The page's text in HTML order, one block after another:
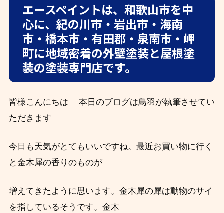
エースペイントは、和歌山市を中
心に、紀の川市・岩出市・海南
市・橋本市・有田郡・泉南市・岬
町に地域密着の外壁塗装と屋根塗
装の塗装専門店です。
皆様こんにちは 本日のブログは鳥羽が執筆させてい
ただきます
今日も天気がとてもいいですね。最近お買い物に行く
と金木犀の香りのものが
増えてきたように思います。金木犀の犀は動物のサイ
を指しているそうです。金木